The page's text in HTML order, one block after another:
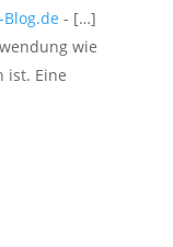
- […]
wie
ist. Eine